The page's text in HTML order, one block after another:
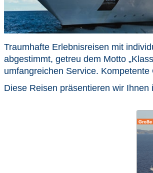
Traumhafte Erlebnisreisen mit
abgestimmt, getreu dem Motto
umfangreichen Service.
Diese Reisen präsentieren wir